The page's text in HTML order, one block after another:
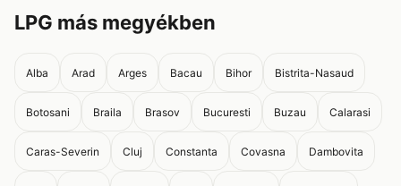
LPG más megyékben
Alba Arad Arges Bacau Bihor Bistrita-Nasaud
Botosani Braila Brasov Bucuresti Buzau Calarasi
Caras-Severin Cluj Constanta Covasna Dambovita